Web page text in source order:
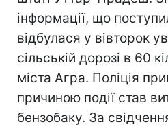
інформації, що
відбулася у вівторок
сільській дорозі в 60
міста Агра. Поліція
причиною події став
бензобаку. За